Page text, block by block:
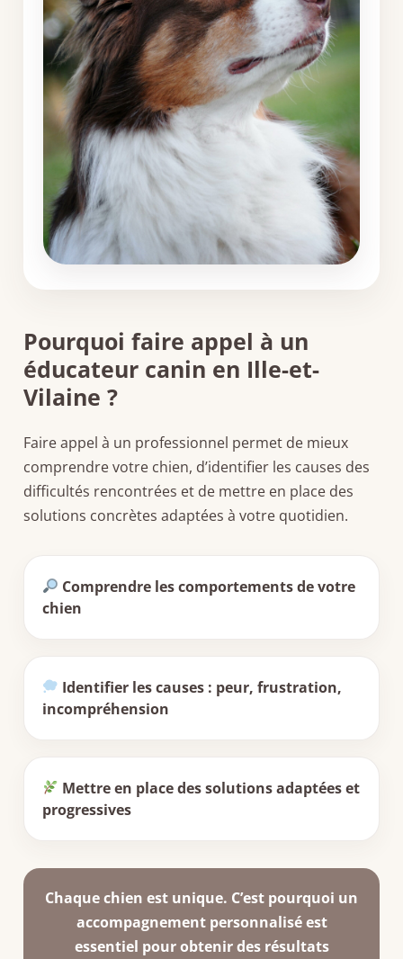
Pourquoi faire appel à un
éducateur canin en Ille-et-
Vilaine ?
Faire appel à un professionnel permet de mieux
comprendre votre chien, d’identifier les causes des
difficultés rencontrées et de mettre en place des
solutions concrètes adaptées à votre quotidien.
Comprendre les comportements de votre
chien
Identifier les causes : peur, frustration,
incompréhension
Mettre en place des solutions adaptées et
progressives
Chaque chien est unique. C’est pourquoi un
accompagnement personnalisé est
essentiel pour obtenir des résultats